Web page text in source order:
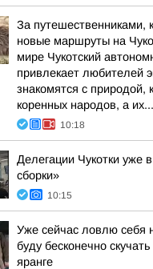
За путешественниками,
новые маршруты на
мире Чукотский
привлекает любителей
знакомятся с природой,
коренных народов, а их...
10:18
Делегации Чукотки уже
сборки»
10:15
Уже сейчас ловлю себя
буду бесконечно
яранге